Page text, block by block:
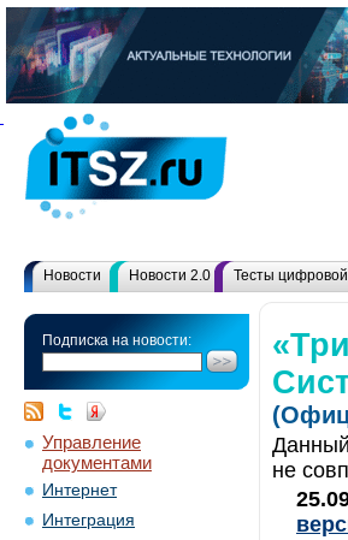
Новости Новости 2.0 Тесты цифровой
Подписка на новости:
Управление
документами
Интернет
Интеграция
не